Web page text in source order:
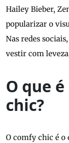
Hailey Bieber,
popularizar o
Nas redes
vestir com
O que
chic?
O comfy chic é